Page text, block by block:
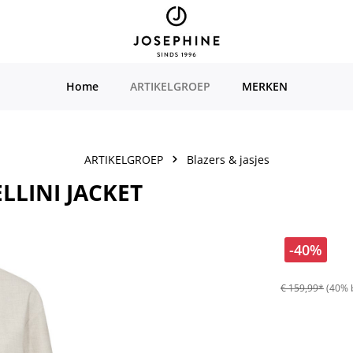
Home ARTIKELGROEP MERKEN
ARTIKELGROEP Blazers & jasjes
JACKET
-40%
€ 159,99*(40%